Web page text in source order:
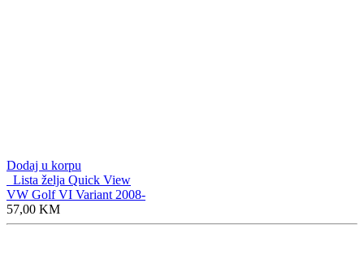
Dodaj u korpu
Lista želja Quick View
VW Golf VI Variant 2008-
57,00 KM